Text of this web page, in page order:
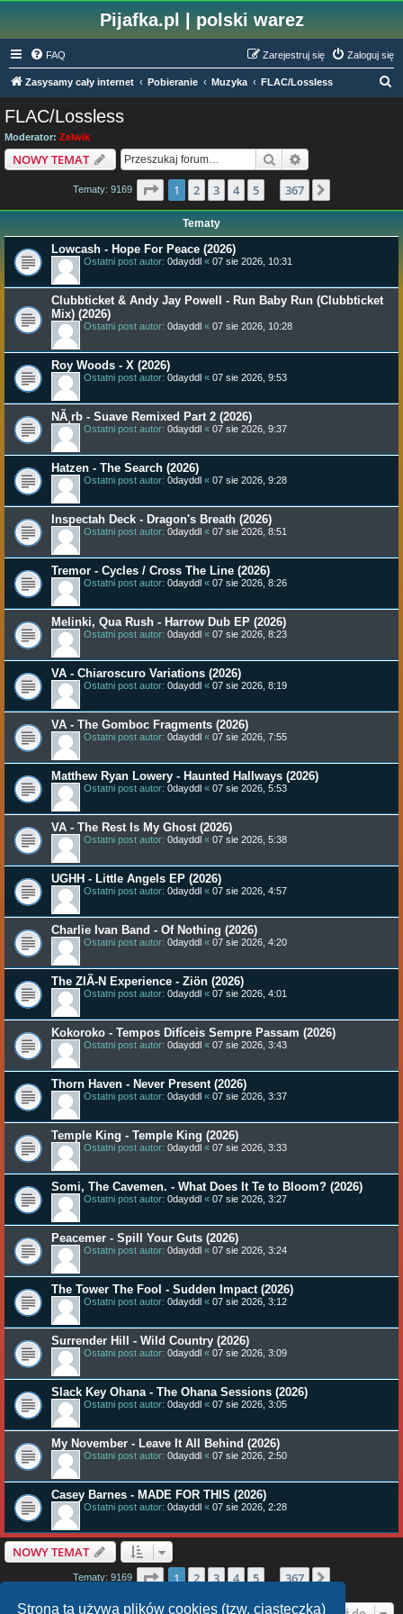
Strona ta używa plików cookies (tzw. ciasteczka)
Pijafka.pl | polski warez
FAQ Zaloguj się
Zarejestruj się
Zasysamy cały internet Pobieranie Muzyka FLAC/Lossless
FLAC/Lossless
Moderator: Zelwik
NOWY TEMAT Szukaj
Tematy: 9169 Strona z367
1 2 3 4 5 367
Tematy
Lowcash - Hope For Peace (2026)
Ostatni post autor: 0dayddl « 07 sie 2026, 10:31
Clubbticket & Andy Jay Powell - Run Baby Run (Clubbticket
Mix) (2026)
Ostatni post autor: 0dayddl « 07 sie 2026, 10:28
Roy Woods - X (2026)
Ostatni post autor: 0dayddl « 07 sie 2026, 9:53
NÃ¸rb - Suave Remixed Part 2 (2026)
Ostatni post autor: 0dayddl « 07 sie 2026, 9:37
Hatzen - The Search (2026)
Ostatni post autor: 0dayddl « 07 sie 2026, 9:28
Inspectah Deck - Dragon's Breath (2026)
Ostatni post autor: 0dayddl « 07 sie 2026, 8:51
Tremor - Cycles / Cross The Line (2026)
Ostatni post autor: 0dayddl « 07 sie 2026, 8:26
Melinki, Qua Rush - Harrow Dub EP (2026)
Ostatni post autor: 0dayddl « 07 sie 2026, 8:23
VA - Chiaroscuro Variations (2026)
Ostatni post autor: 0dayddl « 07 sie 2026, 8:19
VA - The Gomboc Fragments (2026)
Ostatni post autor: 0dayddl « 07 sie 2026, 7:55
Matthew Ryan Lowery - Haunted Hallways (2026)
Ostatni post autor: 0dayddl « 07 sie 2026, 5:53
VA - The Rest Is My Ghost (2026)
Ostatni post autor: 0dayddl « 07 sie 2026, 5:38
UGHH - Little Angels EP (2026)
Ostatni post autor: 0dayddl « 07 sie 2026, 4:57
Charlie Ivan Band - Of Nothing (2026)
Ostatni post autor: 0dayddl « 07 sie 2026, 4:20
The ZIÃ-N Experience - Ziön (2026)
Ostatni post autor: 0dayddl « 07 sie 2026, 4:01
Kokoroko - Tempos Difíceis Sempre Passam (2026)
Ostatni post autor: 0dayddl « 07 sie 2026, 3:43
Thorn Haven - Never Present (2026)
Ostatni post autor: 0dayddl « 07 sie 2026, 3:37
Temple King - Temple King (2026)
Ostatni post autor: 0dayddl « 07 sie 2026, 3:33
Somi, The Cavemen. - What Does It Te to Bloom? (2026)
Ostatni post autor: 0dayddl « 07 sie 2026, 3:27
Peacemer - Spill Your Guts (2026)
Ostatni post autor: 0dayddl « 07 sie 2026, 3:24
The Tower The Fool - Sudden Impact (2026)
Ostatni post autor: 0dayddl « 07 sie 2026, 3:12
Surrender Hill - Wild Country (2026)
Ostatni post autor: 0dayddl « 07 sie 2026, 3:09
Slack Key Ohana - The Ohana Sessions (2026)
Ostatni post autor: 0dayddl « 07 sie 2026, 3:05
My November - Leave It All Behind (2026)
Ostatni post autor: 0dayddl « 07 sie 2026, 2:50
Casey Barnes - MADE FOR THIS (2026)
Ostatni post autor: 0dayddl « 07 sie 2026, 2:28
NOWY TEMAT
Tematy: 9169 Strona z367
1 2 3 4 5 367 Następna